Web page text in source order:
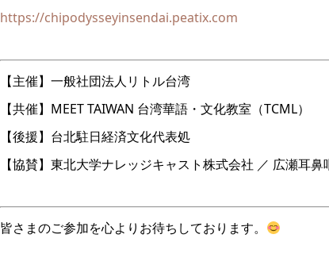
https://chipodysseyinsendai.peatix.com
【主催】一般社団法人リトル台湾
【共催】MEET TAIWAN 台湾華語・文化教室（TCML）
【後援】台北駐日経済文化代表処
【協賛】東北大学ナレッジキャスト株式会社 ／ 広瀬耳
皆さまのご参加を心よりお待ちしております。